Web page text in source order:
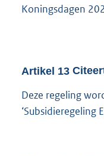
Koningsdagen
Artikel 13
Deze regeling
‘Subsidieregeling